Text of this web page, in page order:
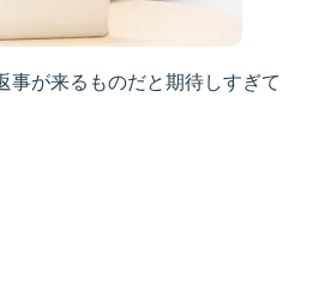
事が来るものだと期待しすぎて